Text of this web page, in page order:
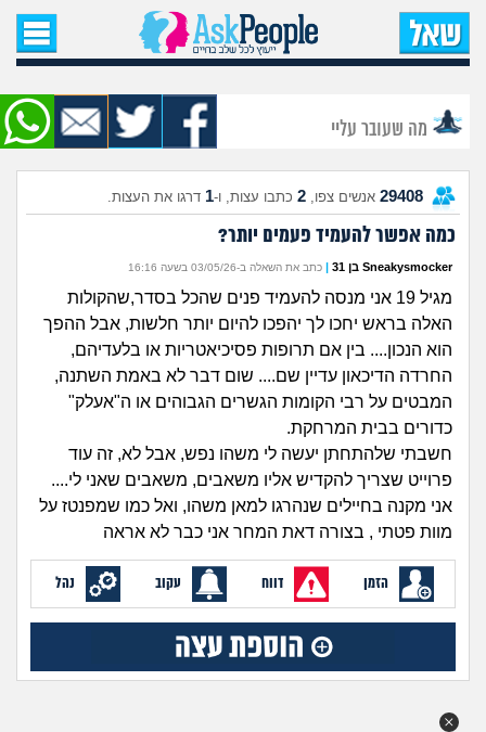
עמוד הבית
שאל שאלה
שאלות חדשות
שאלות שעוררו עניין
עצות חדשות
מה קורה כאן?
מתחם הטיפים
זוגיות
היריון ולידה
הורות ומשפחה
מתבגרים
חיפוש שאלות
הרשמה | התחברות
מה שעובר עליי
29408 אנשים צפו, 2 כתבו עצות, ו-1 דרגו את העצות.
כמה אפשר להעמיד פעמים יותר?
Sneakysmocker בן 31 | כתב את השאלה ב-03/05/26 בשעה 16:16
מגיל 19 אני מנסה להעמיד פנים שהכל בסדר,שהקולות
האלה בראש יחכו לך יהפכו להיום יותר חלשות, אבל ההפך
הוא הנכון.... בין אם תרופות פסיכיאטריות או בלעדיהם,
החרדה הדיכאון עדיין שם.... שום דבר לא באמת השתנה,
המבטים על רבי הקומות הגשרים הגבוהים או ה"אעלק"
כדורים בבית המרחקת.
חשבתי שלהתחתן יעשה לי משהו נפש, אבל לא, זה עוד
פרוייט שצריך להקדיש אליו משאבים, משאבים שאני לי....
אני מקנה בחיילים שנהרגו למאן משהו, ואל כמו שמפנטז על
מוות פטתי , בצורה דאת המחר אני כבר לא אראה
הזמן דווח עקוב נהל